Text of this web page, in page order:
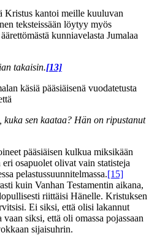
Kristus kantoi meille kuuluvan
teksteissään löytyy myös
kunniavelasta Jumalaa
takaisin.[13]
käsiä pääsiäisenä vuodatetusta
kuka sen kaataa? Hän on ripustanut
pääsiäisen kulkua miksikään
osapuolet olivat vain statisteja
pelastussuunnitelmassa.[15]
kuin Vanhan Testamentin aikana,
riittäisi Hänelle. Kristuksen
Ei siksi, että olisi lakannut
siksi, että oli omassa pojassaan
sijaisuhrin.